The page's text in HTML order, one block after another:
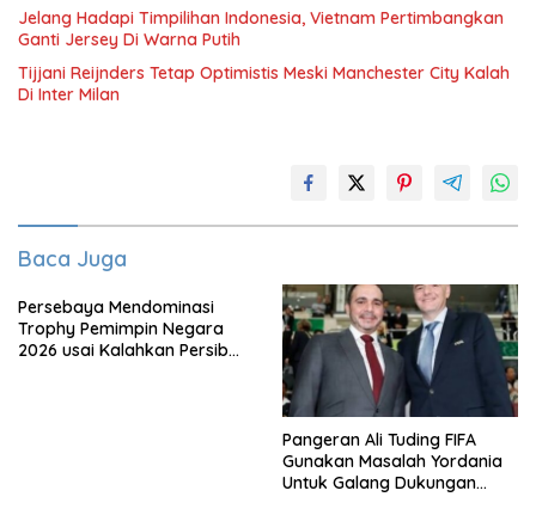
Jelang Hadapi Timpilihan Indonesia, Vietnam Pertimbangkan
Ganti Jersey Di Warna Putih
Tijjani Reijnders Tetap Optimistis Meski Manchester City Kalah
Di Inter Milan
Baca Juga
Persebaya Mendominasi
Trophy Pemimpin Negara
2026 usai Kalahkan Persib
Pangeran Ali Tuding FIFA
Gunakan Masalah Yordania
Untuk Galang Dukungan